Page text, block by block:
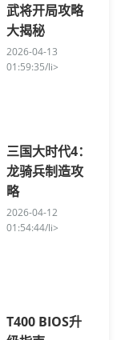
武将开局攻略
大揭秘
2026-04-13
01:59:35/li>
三国大时代4：
龙骑兵制造攻
略
2026-04-12
01:54:44/li>
T400 BIOS升